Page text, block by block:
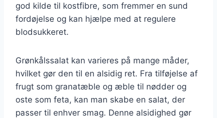
god kilde til kostfibre, som fremmer en sund
fordøjelse og kan hjælpe med at regulere
blodsukkeret.
Grønkålssalat kan varieres på mange måder,
hvilket gør den til en alsidig ret. Fra tilføjelse af
frugt som granatæble og æble til nødder og
oste som feta, kan man skabe en salat, der
passer til enhver smag. Denne alsidighed gør